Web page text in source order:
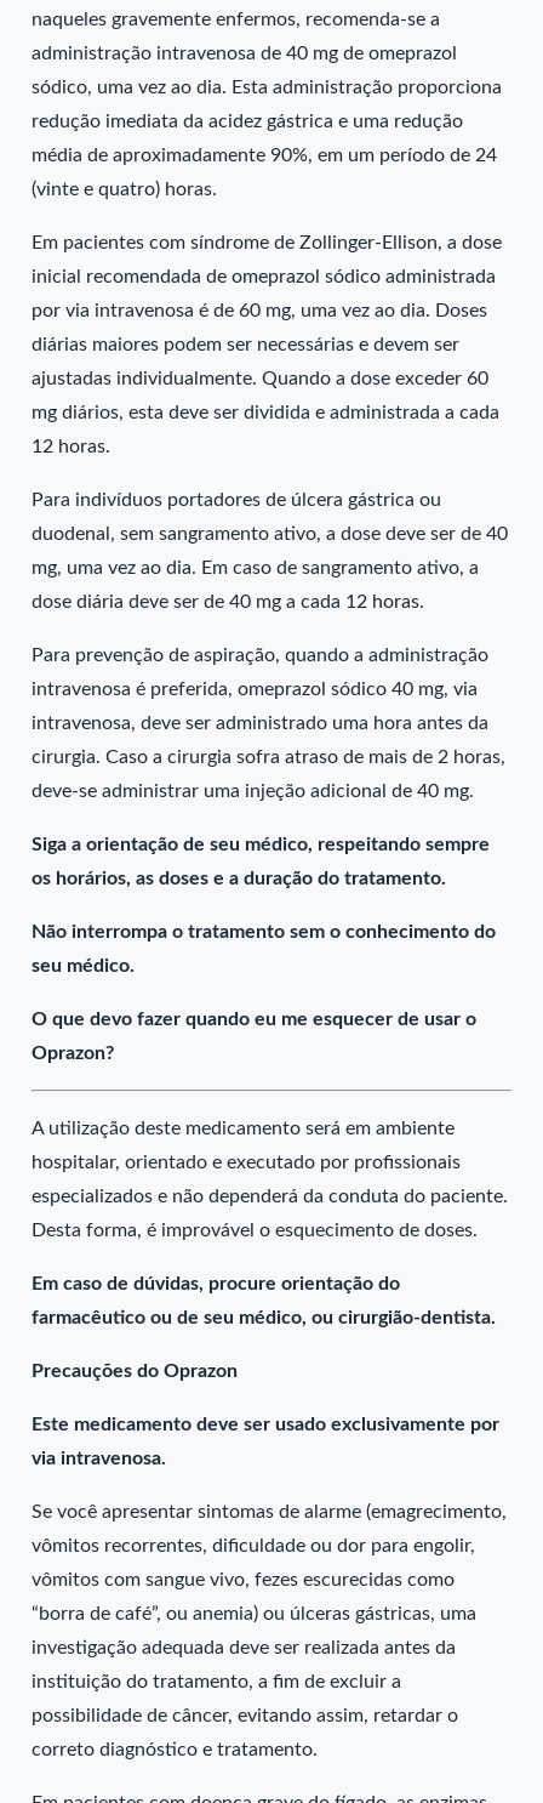
naqueles gravemente enfermos, recomenda-se a
administração intravenosa de 40 mg de omeprazol
sódico, uma vez ao dia. Esta administração proporciona
redução imediata da acidez gástrica e uma redução
média de aproximadamente 90%, em um período de 24
(vinte e quatro) horas.
Em pacientes com síndrome de Zollinger-Ellison, a dose
inicial recomendada de omeprazol sódico administrada
por via intravenosa é de 60 mg, uma vez ao dia. Doses
diárias maiores podem ser necessárias e devem ser
ajustadas individualmente. Quando a dose exceder 60
mg diários, esta deve ser dividida e administrada a cada
12 horas.
Para indivíduos portadores de úlcera gástrica ou
duodenal, sem sangramento ativo, a dose deve ser de 40
mg, uma vez ao dia. Em caso de sangramento ativo, a
dose diária deve ser de 40 mg a cada 12 horas.
Para prevenção de aspiração, quando a administração
intravenosa é preferida, omeprazol sódico 40 mg, via
intravenosa, deve ser administrado uma hora antes da
cirurgia. Caso a cirurgia sofra atraso de mais de 2 horas,
deve-se administrar uma injeção adicional de 40 mg.
Siga a orientação de seu médico, respeitando sempre
os horários, as doses e a duração do tratamento.
Não interrompa o tratamento sem o conhecimento do
seu médico.
O que devo fazer quando eu me esquecer de usar o
Oprazon?
A utilização deste medicamento será em ambiente
hospitalar, orientado e executado por profissionais
especializados e não dependerá da conduta do paciente.
Desta forma, é improvável o esquecimento de doses.
Em caso de dúvidas, procure orientação do
farmacêutico ou de seu médico, ou cirurgião-dentista.
Precauções do Oprazon
Este medicamento deve ser usado exclusivamente por
via intravenosa.
Se você apresentar sintomas de alarme (emagrecimento,
vômitos recorrentes, dificuldade ou dor para engolir,
vômitos com sangue vivo, fezes escurecidas como
“borra de café”, ou anemia) ou úlceras gástricas, uma
investigação adequada deve ser realizada antes da
instituição do tratamento, a fim de excluir a
possibilidade de câncer, evitando assim, retardar o
correto diagnóstico e tratamento.